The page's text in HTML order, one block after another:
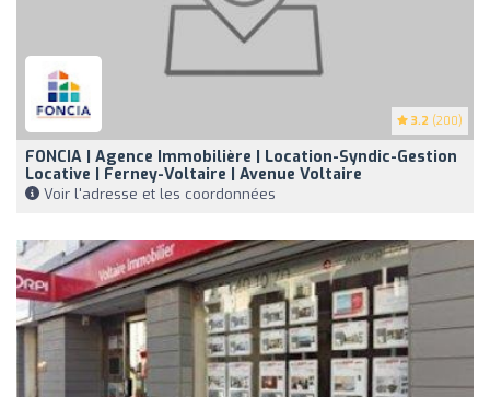
3.2 (200)
FONCIA | Agence Immobilière | Location-Syndic-Gestion
Locative | Ferney-Voltaire | Avenue Voltaire
Voir l'adresse et les coordonnées